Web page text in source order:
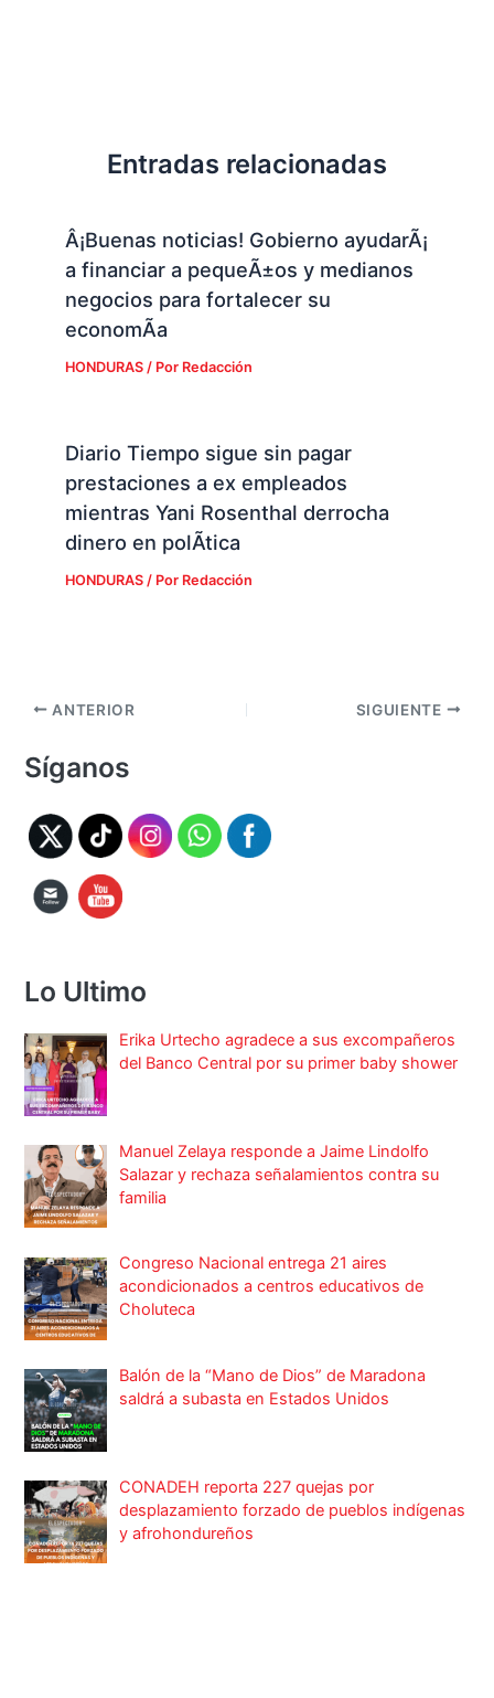
Entradas relacionadas
Â¡Buenas noticias! Gobierno ayudarÃ¡
a financiar a pequeÃ±os y medianos
negocios para fortalecer su
economÃ­a
HONDURAS/ Por Redacción
Diario Tiempo sigue sin pagar
prestaciones a ex empleados
mientras Yani Rosenthal derrocha
dinero en polÃ­tica
HONDURAS/ Por Redacción
ANTERIOR SIGUIENTE
Síganos
Lo Ultimo
Erika Urtecho agradece a sus excompañeros
del Banco Central por su primer baby shower
Manuel Zelaya responde a Jaime Lindolfo
Salazar y rechaza señalamientos contra su
familia
Congreso Nacional entrega 21 aires
acondicionados a centros educativos de
Choluteca
Balón de la “Mano de Dios” de Maradona
saldrá a subasta en Estados Unidos
CONADEH reporta 227 quejas por
desplazamiento forzado de pueblos indígenas
y afrohondureños